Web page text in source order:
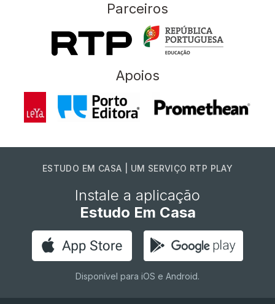
Parceiros
Apoios
ESTUDO EM CASA | UM SERVIÇO RTP PLAY
Instale a aplicação
Estudo Em Casa
Disponível para iOS e Android.